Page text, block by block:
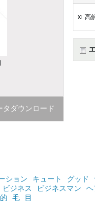
タダウンロード
XL高
ション キュート グッド
ビジネス ビジネスマン ヘ
毛 目